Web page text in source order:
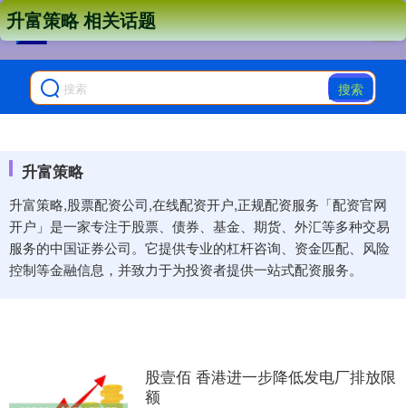
搜索
升富策略
升富策略,股票配资公司,在线配资开户,正规配资服务「配资官网
开户」是一家专注于股票、债券、基金、期货、外汇等多种交易
服务的中国证券公司。它提供专业的杠杆咨询、资金匹配、风险
控制等金融信息，并致力于为投资者提供一站式配资服务。
升富策略 相关话题
股壹佰 香港进一步降低发电厂排放限
额